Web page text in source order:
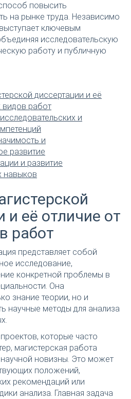
повысить
на рынке труда. Независимо
ключевым
исследовательскую
работу и публичную
диссертации и её
видов работ
и
и
развитие
и развитие
навыков
и её отличие от
работ
представляет собой
исследование,
конкретной проблемы в
Она
знание теории, но и
научные методы для анализа
которые часто
магистерская работа
новизны. Это может
положений,
рекомендаций или
анализа. Главная задача